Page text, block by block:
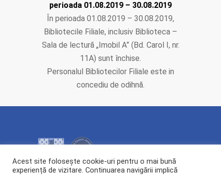
perioada 01.08.2019 – 30.08.2019
În perioada 01.08.2019 – 30.08.2019,
Bibliotecile Filiale, inclusiv Biblioteca –
Sala de lectură „Imobil A” (Bd. Carol I, nr.
11A) sunt închise.
Personalul Bibliotecilor Filiale este in
concediu de odihnă.
Acest site folosește cookie-uri pentru o mai bună
experiență de vizitare. Continuarea navigării implică